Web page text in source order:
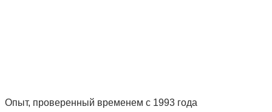
Опыт, проверенный временем с 1993 года